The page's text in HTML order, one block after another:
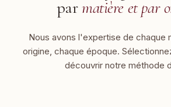
parmatière et par
Nous avons l'expertise de chaque
origine, chaque époque.
découvrir notre méthode